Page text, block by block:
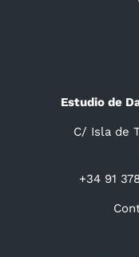
Estudio de
C/ Isla de
+34 91